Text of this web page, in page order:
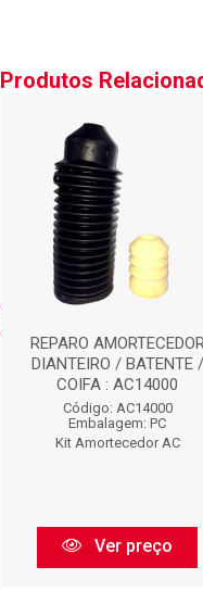
Produtos
REPARO
DIANTEIRO / BATENTE /
COIFA : AC14000
Código: AC14000
Embalagem: PC
Kit Amortecedor AC
Ver preço